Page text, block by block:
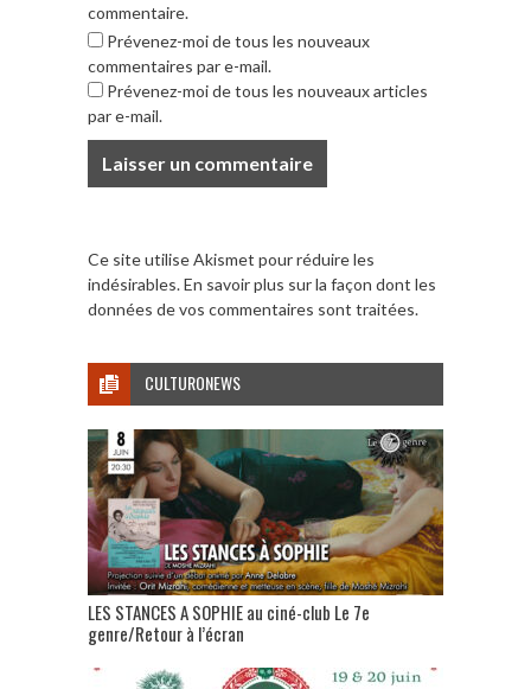
commentaire.
Prévenez-moi de tous les nouveaux
commentaires par e-mail.
Prévenez-moi de tous les nouveaux articles
par e-mail.
Ce site utilise Akismet pour réduire les
indésirables.En savoir plus sur la façon dont les
données de vos commentaires sont traitées.
CULTURONEWS
LES STANCES A SOPHIE au ciné-club Le 7e
genre/Retour à l’écran